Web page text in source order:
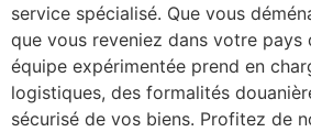
service spécialisé. Que vous
que vous reveniez dans votre pays
équipe expérimentée prend en
logistiques, des formalités
sécurisé de vos biens. Profitez de